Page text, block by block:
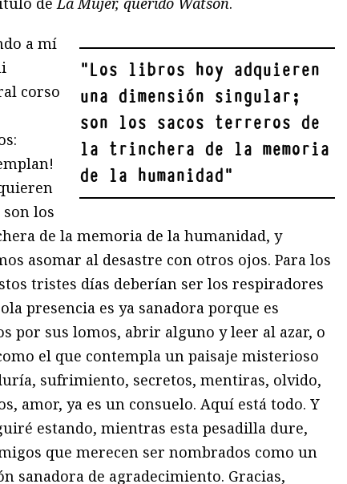
"Los libros hoy adquieren
una dimensión singular;
son los sacos terreros de
la trinchera de la memoria
de la humanidad"
a mí
corso
los
de la memoria de la humanidad, y
asomar al desastre con otros ojos. Para los
tristes días deberían ser los respiradores
presencia es ya sanadora porque es
por sus lomos, abrir alguno y leer al azar, o
el que contempla un paisaje misterioso
sufrimiento, secretos, mentiras, olvido,
amor, ya es un consuelo. Aquí está todo. Y
estando, mientras esta pesadilla dure,
que merecen ser nombrados como un
sanadora de agradecimiento. Gracias,